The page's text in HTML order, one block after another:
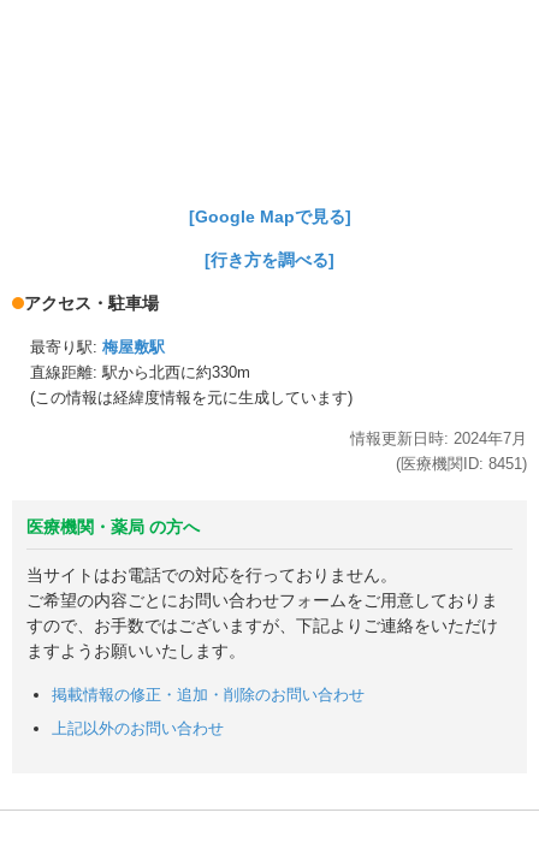
[Google Mapで見る]
[行き方を調べる]
アクセス・駐車場
最寄り駅: 梅屋敷駅
直線距離: 駅から北西に約330m
(この情報は経緯度情報を元に生成しています)
情報更新日時: 2024年7月
(医療機関ID: 8451)
医療機関・薬局 の方へ
当サイトはお電話での対応を行っておりません。
ご希望の内容ごとにお問い合わせフォームをご用意しておりま
すので、お手数ではございますが、下記よりご連絡をいただけ
ますようお願いいたします。
掲載情報の修正・追加・削除のお問い合わせ
上記以外のお問い合わせ